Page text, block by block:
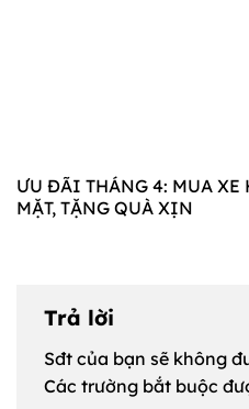
ƯU ĐÃI THÁNG 4: MUA
MẶT, TẶNG QUÀ XỊN
Trả lời
Sđt của bạn sẽ không
Các trường bắt buộc